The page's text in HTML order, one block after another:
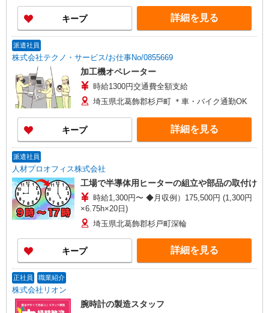
キープ 詳細を見る
派遣社員
株式会社テクノ・サービス/お仕事No/0855669
加工機オペレーター
時給1300円交通費全額支給
埼玉県北葛飾郡杉戸町 ＊車・バイク通勤OK
キープ 詳細を見る
派遣社員
人材プロオフィス株式会社
工場で半導体用ヒーターの組立や部品の取付け
時給1,300円〜 ◆月収例）175,500円 (1,300円
×6.75h×20日)
埼玉県北葛飾郡杉戸町深輪
キープ 詳細を見る
正社員 職業紹介
株式会社リオン
腕時計の製造スタッフ